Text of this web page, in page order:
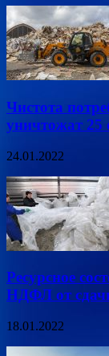
Чистота
уничтожат 25
24.01.2022
Ресурсное
НДФЛ от
18.01.2022